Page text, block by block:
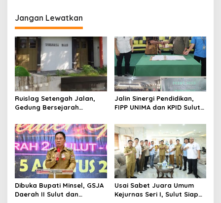
g
a
s
i
p
o
s
Jangan Lewatkan
Ruislag Setengah Jalan,
Gedung Bersejarah
Manado Milik TNI-AL
Jalin Sinergi Pendidikan,
FIPP UNIMA dan KPID Sulut
Mahasiswa Baru Antusias
Serap Materi Literasi
Penyiaran
Dibuka Bupati Minsel, GSJA
Daerah II Sulut dan
Usai Sabet Juara Umum
Kejurnas Seri I, Sulut Siap